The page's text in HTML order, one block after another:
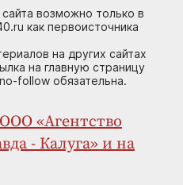
возможно только в
как первоисточника
на других сайтах
на главную страницу
follow обязательна.
«Агентство
- Калуга» и на